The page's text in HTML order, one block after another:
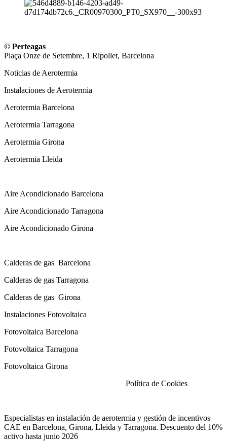
© Perteagas
Plaça Onze de Setembre, 1 Ripollet, Barcelona
Noticias de Aerotermia
Instalaciones de Aerotermia
Aerotermia Barcelona
Aerotermia Tarragona
Aerotermia Girona
Aerotermia Lleida
Aire Acondicionado Barcelona
Aire Acondicionado Tarragona
Aire Acondicionado Girona
Calderas de gas Barcelona
Calderas de gas Tarragona
Calderas de gas Girona
Instalaciones Fotovoltaica
Fotovoltaica Barcelona
Fotovoltaica Tarragona
Fotovoltaica Girona
Política de Cookies
Especialistas en instalación de aerotermia y gestión de incentivos
CAE en Barcelona, Girona, Lleida y Tarragona. Descuento del 10%
activo hasta junio 2026